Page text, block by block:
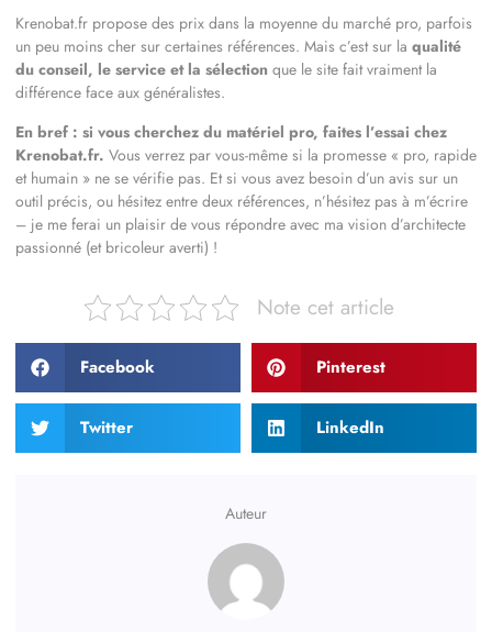
Krenobat.fr propose des prix dans la moyenne du marché pro, parfois
un peu moins cher sur certaines références. Mais c’est sur la qualité
du conseil, le service et la sélection que le site fait vraiment la
différence face aux généralistes.
En bref : si vous cherchez du matériel pro, faites l’essai chez
Krenobat.fr. Vous verrez par vous-même si la promesse « pro, rapide
et humain » ne se vérifie pas. Et si vous avez besoin d’un avis sur un
outil précis, ou hésitez entre deux références, n’hésitez pas à m’écrire
– je me ferai un plaisir de vous répondre avec ma vision d’architecte
passionné (et bricoleur averti) !
Note cet article
Facebook Pinterest
Twitter LinkedIn
Auteur